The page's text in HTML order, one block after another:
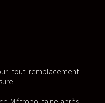
tout remplacement